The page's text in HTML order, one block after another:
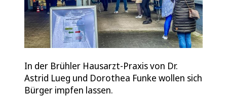
In der Brühler Hausarzt-Praxis von Dr.
Astrid Lueg und Dorothea Funke wollen sich
Bürger impfen lassen.